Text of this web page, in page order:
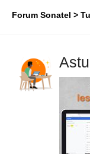
Forum Sonatel